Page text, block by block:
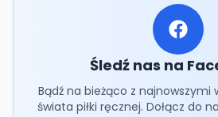
Śledź nas na
Bądź na bieżąco z
świata piłki ręcznej. Dołącz do